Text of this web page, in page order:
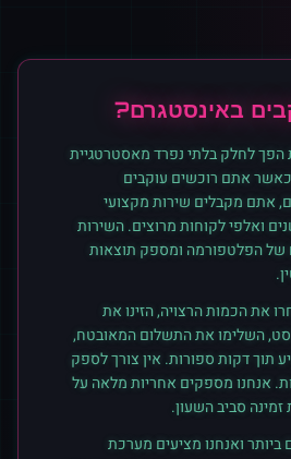
באינסטגרם?
הפך לחלק בלתי נפרד מאסטרטגיית
כאשר אתם רוכשים עוקבים
אתם מקבלים שירות מקצועי
ואלפי לקוחות מרוצים. השירות
של הפלטפורמה ומספק תוצאות
את הכמות הרצויה, הזינו את
השלימו את התשלום המאובטח,
תוך דקות ספורות. אין צורך לספק
אנחנו מספקים אחריות מלאה על
סביב השעון.
ביותר ואנחנו מציעים מערכת